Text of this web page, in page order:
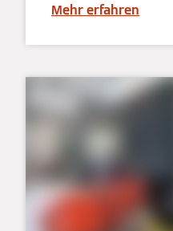
Mehr erfahren